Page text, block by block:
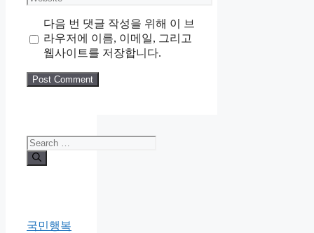
다음 번 댓글 작성을 위해 이 브
라우저에 이름, 이메일, 그리고
웹사이트를 저장합니다.
Search
for:
국민행복